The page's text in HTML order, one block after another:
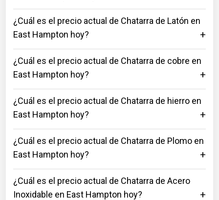
¿Cuál es el precio actual de Chatarra de Latón en
East Hampton hoy?
¿Cuál es el precio actual de Chatarra de cobre en
East Hampton hoy?
¿Cuál es el precio actual de Chatarra de hierro en
East Hampton hoy?
¿Cuál es el precio actual de Chatarra de Plomo en
East Hampton hoy?
¿Cuál es el precio actual de Chatarra de Acero
Inoxidable en East Hampton hoy?